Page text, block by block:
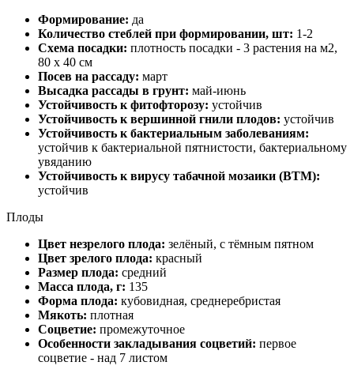
Формирование: да
Количество стеблей при формировании, шт: 1-2
Схема посадки: плотность посадки - 3 растения на м2,
80 х 40 см
Посев на рассаду: март
Высадка рассады в грунт: май-июнь
Устойчивость к фитофторозу: устойчив
Устойчивость к вершинной гнили плодов: устойчив
Устойчивость к бактериальным заболеваниям:
устойчив к бактериальной пятнистости, бактериальному
увяданию
Устойчивость к вирусу табачной мозаики (ВТМ):
устойчив
Плоды
Цвет незрелого плода: зелёный, с тёмным пятном
Цвет зрелого плода: красный
Размер плода: средний
Масса плода, г: 135
Форма плода: кубовидная, среднеребристая
Мякоть: плотная
Соцветие: промежуточное
Особенности закладывания соцветий: первое
соцветие - над 7 листом